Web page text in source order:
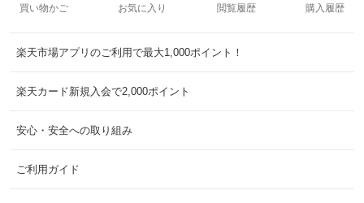
買い物かご お気に入り 閲覧履歴 購入履歴
楽天市場アプリのご利用で最大1,000ポイント！
楽天カード新規入会で2,000ポイント
安心・安全への取り組み
ご利用ガイド